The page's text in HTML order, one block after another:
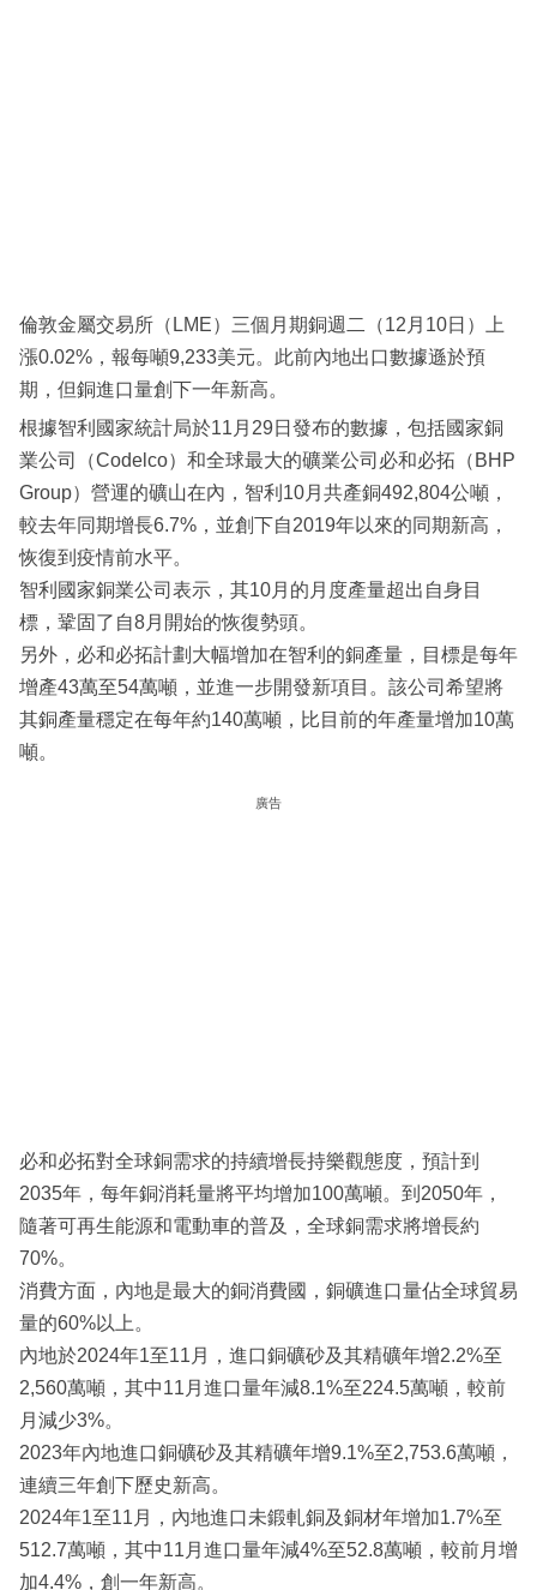
閱
專
區
倫敦金屬交易所（LME）三個月期銅週二（12月10日）上
漲0.02%，報每噸9,233美元。此前內地出口數據遜於預
期，但銅進口量創下一年新高。
根據智利國家統計局於11月29日發布的數據，包括國家銅
業公司（Codelco）和全球最大的礦業公司必和必拓（BHP
Group）營運的礦山在內，智利10月共產銅492,804公噸，
較去年同期增長6.7%，並創下自2019年以來的同期新高，
恢復到疫情前水平。
智利國家銅業公司表示，其10月的月度產量超出自身目
標，鞏固了自8月開始的恢復勢頭。
另外，必和必拓計劃大幅增加在智利的銅產量，目標是每年
增產43萬至54萬噸，並進一步開發新項目。該公司希望將
其銅產量穩定在每年約140萬噸，比目前的年產量增加10萬
噸。
廣告
必和必拓對全球銅需求的持續增長持樂觀態度，預計到
2035年，每年銅消耗量將平均增加100萬噸。到2050年，
隨著可再生能源和電動車的普及，全球銅需求將增長約
70%。
消費方面，內地是最大的銅消費國，銅礦進口量佔全球貿易
量的60%以上。
內地於2024年1至11月，進口銅礦砂及其精礦年增2.2%至
2,560萬噸，其中11月進口量年減8.1%至224.5萬噸，較前
月減少3%。
2023年內地進口銅礦砂及其精礦年增9.1%至2,753.6萬噸，
連續三年創下歷史新高。
2024年1至11月，內地進口未鍛軋銅及銅材年增加1.7%至
512.7萬噸，其中11月進口量年減4%至52.8萬噸，較前月增
加4.4%，創一年新高。